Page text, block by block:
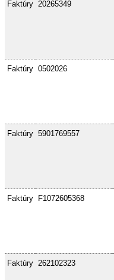
Faktúry 20265349
Faktúry 0502026
Faktúry 5901769557
Faktúry F1072605368
Faktúry 262102323